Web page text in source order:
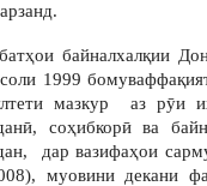
байналхалқии
1999
мазкур аз рӯи
соҳибкорӣ ва
дар вазифаҳои
муовини декани